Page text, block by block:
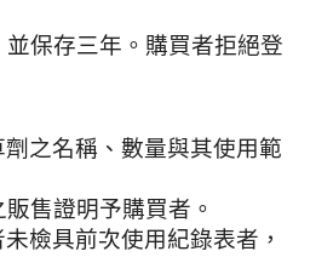
保存三年。購買者拒絕登
之名稱、數量與其使用範
售證明予購買者。
檢具前次使用紀錄表者，